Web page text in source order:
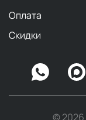
Оплата
Скидки
© 2026